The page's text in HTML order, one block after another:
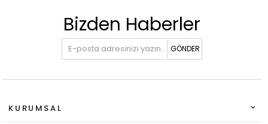
Bizden Haberler
GÖNDER
KURUMSAL